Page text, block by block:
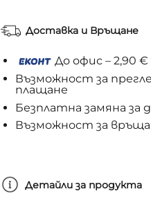
Доставка и Връщане
До офис – 2,90 €
Възможност за
плащане
Безплатна замяна за
Възможност за
Детайли за продукта